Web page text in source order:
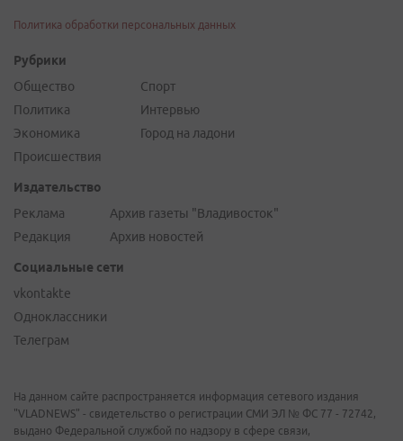
Политика обработки персональных данных
Рубрики
Общество
Политика
Экономика
Происшествия
Спорт
Интервью
Город на ладони
Издательство
Реклама
Редакция
Архив газеты "Владивосток"
Архив новостей
Социальные сети
vkontakte
Одноклассники
Телеграм
На данном сайте распространяется информация сетевого издания
"VLADNEWS" - свидетельство о регистрации СМИ ЭЛ № ФС 77 - 72742,
выдано Федеральной службой по надзору в сфере связи,